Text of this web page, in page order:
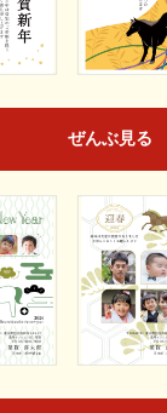
ぜんぶ見る